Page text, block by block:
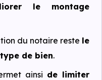
le montage
du notaire reste le
de bien.
ainsi de limiter